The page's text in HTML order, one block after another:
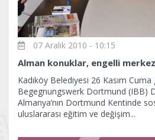
07 Aralık 2010 - 10:15
Alman konuklar, engelli
Kadıköy Belediyesi 26 Kasım
Begegnungswerk Dortmund (IBB)
Almanya’nın Dortmund Kentinde
uluslararası eğitim ve değişim...